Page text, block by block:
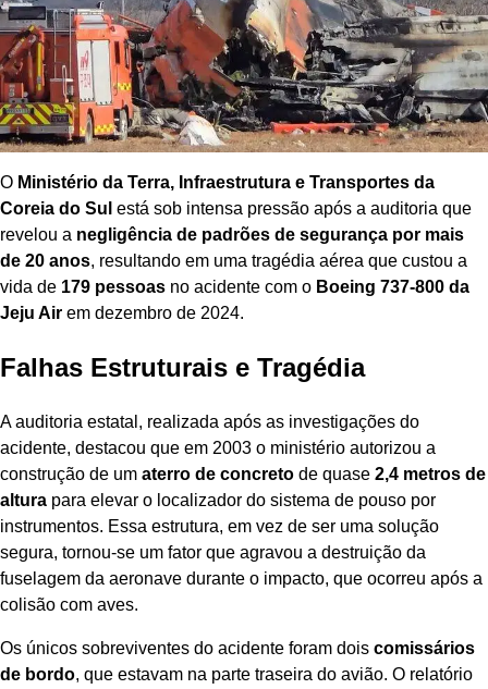
O Ministério da Terra, Infraestrutura e Transportes da
Coreia do Sul está sob intensa pressão após a auditoria que
revelou a negligência de padrões de segurança por mais
de 20 anos, resultando em uma tragédia aérea que custou a
vida de 179 pessoas no acidente com o Boeing 737-800 da
Jeju Air em dezembro de 2024.
Falhas Estruturais e Tragédia
A auditoria estatal, realizada após as investigações do
acidente, destacou que em 2003 o ministério autorizou a
construção de um aterro de concreto de quase 2,4 metros de
altura para elevar o localizador do sistema de pouso por
instrumentos. Essa estrutura, em vez de ser uma solução
segura, tornou-se um fator que agravou a destruição da
fuselagem da aeronave durante o impacto, que ocorreu após a
colisão com aves.
Os únicos sobreviventes do acidente foram dois comissários
de bordo, que estavam na parte traseira do avião. O relatório